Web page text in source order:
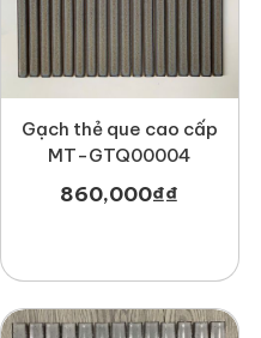
Gạch thẻ que cao cấp
MT-GTQ00004
860,000₫₫